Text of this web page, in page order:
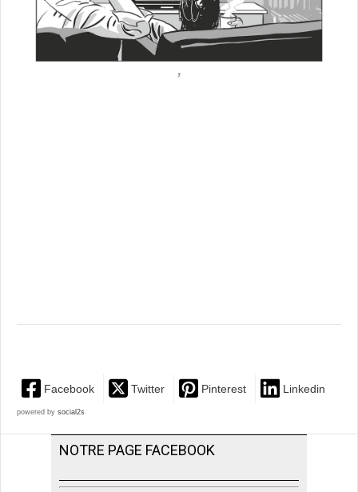
Facebook Twitter Pinterest Linkedin
powered by social2s
NOTRE PAGE FACEBOOK